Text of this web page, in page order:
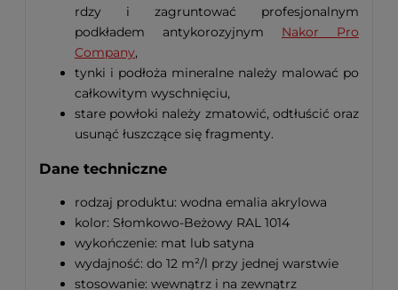
rdzy i zagruntować profesjonalnym
podkładem antykorozyjnym Nakor Pro
Company,
tynki i podłoża mineralne należy malować po
całkowitym wyschnięciu,
stare powłoki należy zmatowić, odtłuścić oraz
usunąć łuszczące się fragmenty.
Dane techniczne
rodzaj produktu: wodna emalia akrylowa
kolor: Słomkowo-Beżowy RAL 1014
wykończenie: mat lub satyna
wydajność: do 12 m²/l przy jednej warstwie
stosowanie: wewnątrz i na zewnątrz